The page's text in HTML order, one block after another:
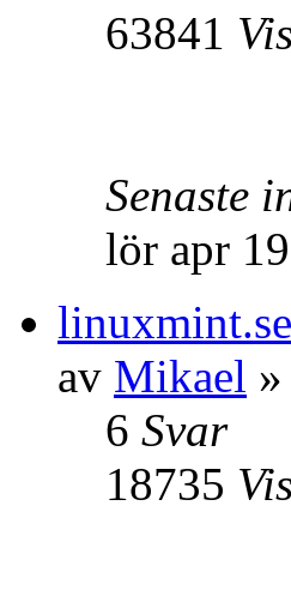
63841
Senaste
lör apr
av Mikael
6 Svar
18735